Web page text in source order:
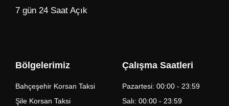
7 gün 24 Saat Açık
Bölgelerimiz
Bahçeşehir Korsan Taksi
Şile Korsan Taksi
Çalışma Saatleri
Pazartesi: 00:00 - 23:59
Salı: 00:00 - 23:59